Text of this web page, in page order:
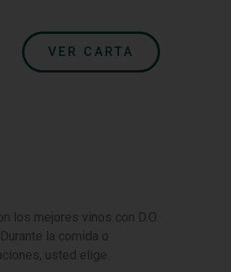
VER CARTA
los mejores vinos con D.O.
la comida o
usted elige.